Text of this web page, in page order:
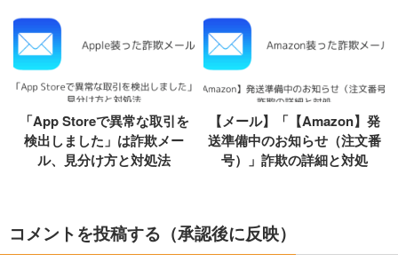
「App Storeで異常な取引を
検出しました」は詐欺メー
ル、見分け方と対処法
【メール】「【Amazon】発
送準備中のお知らせ（注文番
号）」詐欺の詳細と対処
コメントを投稿する（承認後に反映）